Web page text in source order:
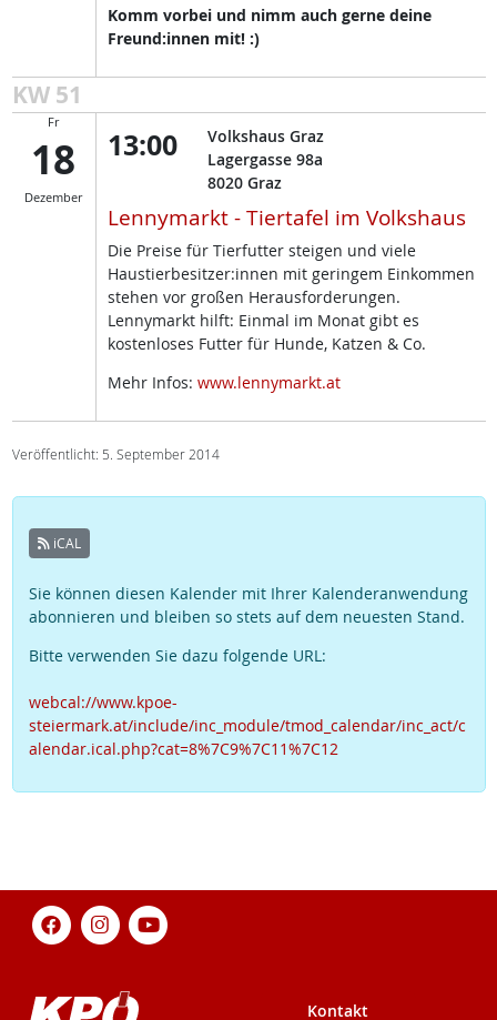
Komm vorbei und nimm auch gerne deine
Freund:innen mit! :)
KW 51
Fr
18
Dezember
13:00
Volkshaus Graz
Lagergasse 98a
8020 Graz
Lennymarkt - Tiertafel im Volkshaus
Die Preise für Tierfutter steigen und viele
Haustierbesitzer:innen mit geringem Einkommen
stehen vor großen Herausforderungen.
Lennymarkt hilft: Einmal im Monat gibt es
kostenloses Futter für Hunde, Katzen & Co.
Mehr Infos: www.lennymarkt.at
Veröffentlicht: 5. September 2014
iCAL
Sie können diesen Kalender mit Ihrer Kalenderanwendung
abonnieren und bleiben so stets auf dem neuesten Stand.
Bitte verwenden Sie dazu folgende URL:
webcal://www.kpoe-
steiermark.at/include/inc_module/tmod_calendar/inc_act/c
alendar.ical.php?cat=8%7C9%7C11%7C12
Kontakt